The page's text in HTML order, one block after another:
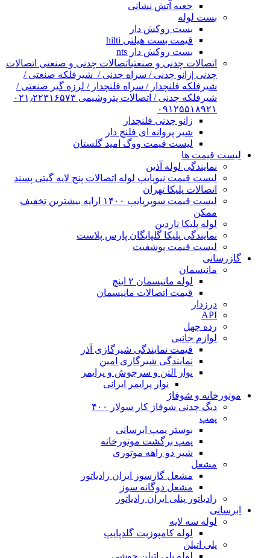
جعبه آتش نشانی
بست لوله
بست روکش دار
قیمت بست هیلتی hilti
بست روکش دار nts
اتصالات چدنی و صنعتیاتصالات چدنی و صنعتی اتصالات
چدنی |زانو چدنی / سراه چدنی / شیرفلکه صنعتی /
شیرفلکه فلنچدار / سراه فلنچدار / لرزه گیر صنعتی /
شیرفلکه چدنی / اتصالات پتروشیمی ۰۲۱٫۲۲۳۱۶۵۷۳
۰۹۱۲۵۵۱۸۹۲۱
زانو چدنی فلنچدار
شیر پروانه ای فلنچ دار
لیست قیمت ووگ امید گلستان
لیست قیمت ها
نمایندگی لوله آذین
لیست قیمت نیوپایپ لوله اتصالات پنج لایه گیتی پسند
اتصالات پلیکا تهران
لیست قیمت سوپرپایپ ۱۴۰۰ ارایه بیشترین تخفیف
ممکن
لوله پلیکا ناردین
نمایندگی پلیکا گلپایگان پارس پلاست
لیست قیمت پوشفیت
گازرسانی
مانیسمان
لوله مانیسمان ۲ اینچ
قیمت اتصالات مانیسمان
درزدار
API
رده چهل
لوازم جانبی
قیمت نمایندگی شیرگازی آذر
نمایندگی شیرگازی امین
نوار التن و سرجوش و پرایمر
نوار پرایمر ایرانی
موتورخانه و شوفاژ
دیگ چدنی شوفاژ کار سولار ۴۰۰
پمپ
بوستر پمپ ابرسانی
پمپ برگشت موتورخانه
شیر دو راهه موتوری
مشعل
مشعل گازسوز ایران رادیاتور
مشعل دوگانه سوز
رادیاتور پنلی ایران رادیاتور
ابرسانی
لوله سه لایه
لوله کامپوزیت گلدپایپ
پلی اتیلن
لوله پلی اتیلن جوشی